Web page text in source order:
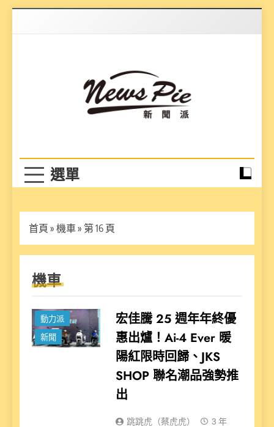
首頁 » 機車» 第 16 頁
機車
動力派
新聞
宏佳騰 25 週年年終優
惠出爐！Ai-4 Ever 暖
陽紅限時回歸、JKS
SHOP 聯名潮品強勢推
出
跳跳虎（蔡虎虎）
3 年